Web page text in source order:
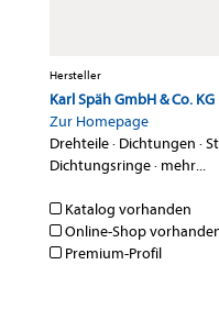
Hersteller
Karl Späh GmbH & Co. KG
Zur Homepage
Drehteile· Dichtungen ·
Dichtungsringe· mehr...
Katalog vorhanden
Online-Shop
Premium-Profil